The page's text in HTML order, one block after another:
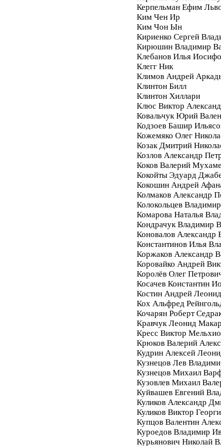
Керпельман Ефим
Ким Чен Ир
Ким Чон Ын
Кириенко Сергей
Кирюшин Владимир
Клебанов Илья
Клегг Ник
Климов Андрей
Клинтон Билл
Клинтон Хиллари
Клюс Виктор
Ковальчук Юрий
Кодзоев Башир
Кожемяко Олег
Козак Дмитрий
Козлов Александр
Коков Валерий
Кокойты Эдуард
Кокошин Андрей
Колмаков Александр
Колокольцев
Комарова Наталья
Кондрачук Владимир
Коновалов Александр
Константинов Илья
Коржаков Александр
Коровайко Андрей
Королёв Олег
Косачев Константин
Костин Андрей
Кох Альфред
Кочарян Роберт
Кравчук Леонид
Кресс Виктор
Крюков Валерий
Кудрин Алексей
Кузнецов Лев
Кузнецов Михаил
Кузовлев Михаил
Куйвашев Евгений
Куликов Александр
Куликов Виктор
Купцов Валентин
Куроедов Владимир
Курьянович Николай